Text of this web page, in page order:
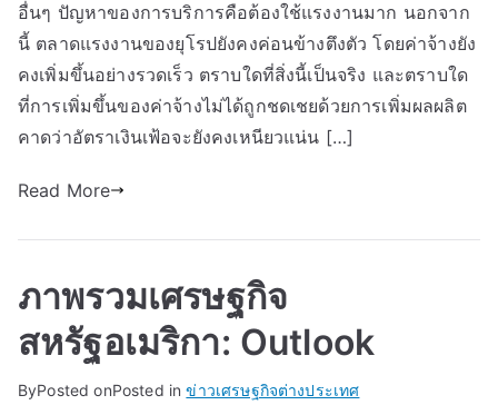
อื่นๆ ปัญหาของการบริการคือต้องใช้แรงงานมาก นอกจาก
นี้ ตลาดแรงงานของยุโรปยังคงค่อนข้างตึงตัว โดยค่าจ้างยัง
คงเพิ่มขึ้นอย่างรวดเร็ว ตราบใดที่สิ่งนี้เป็นจริง และตราบใด
ที่การเพิ่มขึ้นของค่าจ้างไม่ได้ถูกชดเชยด้วยการเพิ่มผลผลิต
คาดว่าอัตราเงินเฟ้อจะยังคงเหนียวแน่น […]
Read More
ภาพรวมเศรษฐกิจ
สหรัฐอเมริกา: Outlook
ByPosted onPosted inข่าวเศรษฐกิจต่างประเทศ